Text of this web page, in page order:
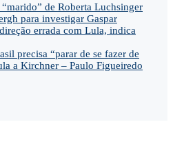
de Roberta Luchsinger
para investigar Gaspar
errada com Lula, indica
precisa “parar de se fazer de
a Kirchner – Paulo Figueiredo